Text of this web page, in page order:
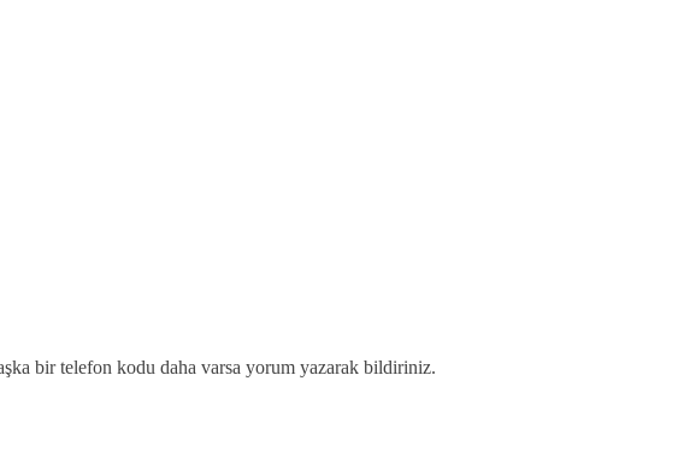
bir telefon kodu daha varsa yorum yazarak bildiriniz.